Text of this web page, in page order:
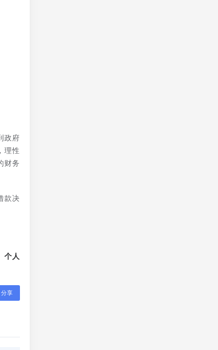
政府
理性
财务
款决
个人
分享